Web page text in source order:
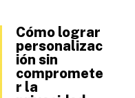
Cómo lograr
personalizac
ión sin
compromete
r la